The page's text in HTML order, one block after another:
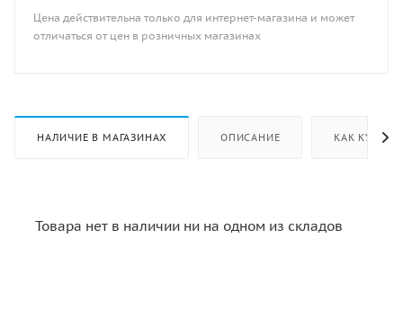
Цена действительна только для интернет-магазина и может
отличаться от цен в розничных магазинах
НАЛИЧИЕ В МАГАЗИНАХ ОПИСАНИЕ КАК КУПИТЬ
Товара нет в наличии ни на одном из складов